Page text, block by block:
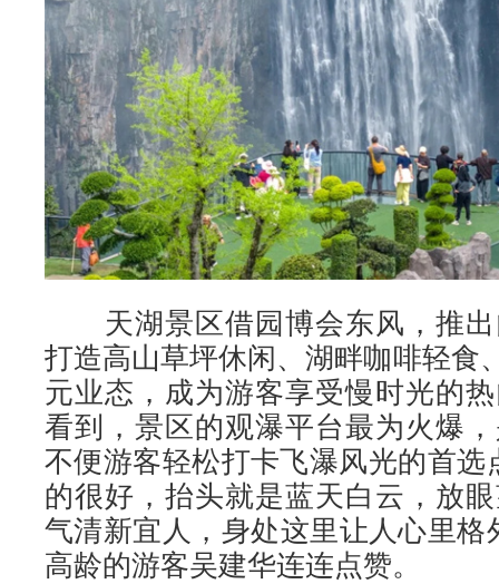
天湖景区借园博会东风，推出
打造高山草坪休闲、湖畔咖啡轻食
元业态，成为游客享受慢时光的
看到，景区的观瀑平台最为火爆
不便游客轻松打卡飞瀑风光的首选
的很好，抬头就是蓝天白云，放
气清新宜人，身处这里让人心里格
高龄的游客吴建华连连点赞。